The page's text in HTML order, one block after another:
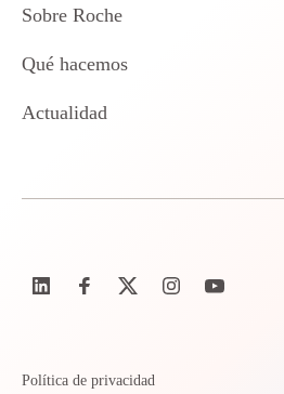
Sobre Roche
Qué hacemos
Actualidad
Política de privacidad